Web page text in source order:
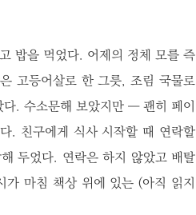
밥을 먹었다. 어제의 정체 모를 즉
고등어살로 한 그릇, 조림 국물로
. 수소문해 보았지만 ― 괜히 페이
. 친구에게 식사 시작할 때 연락할
두었다. 연락은 하지 않았고 배탈
가 마침 책상 위에 있는 (아직 읽지